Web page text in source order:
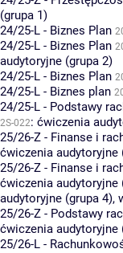
(grupa 1)
24/25-L - Biznes Plan
24/25-L - Biznes Plan
audytoryjne (grupa 2)
24/25-L - Biznes Plan
24/25-L - Biznes plan
24/25-L - Podstawy
2S-022: ćwiczenia
25/26-Z - Finanse i
ćwiczenia audytoryjne
25/26-Z - Finanse i
ćwiczenia audytoryjne
audytoryjne (grupa 4),
25/26-Z - Podstawy
ćwiczenia audytoryjne
25/26-L -